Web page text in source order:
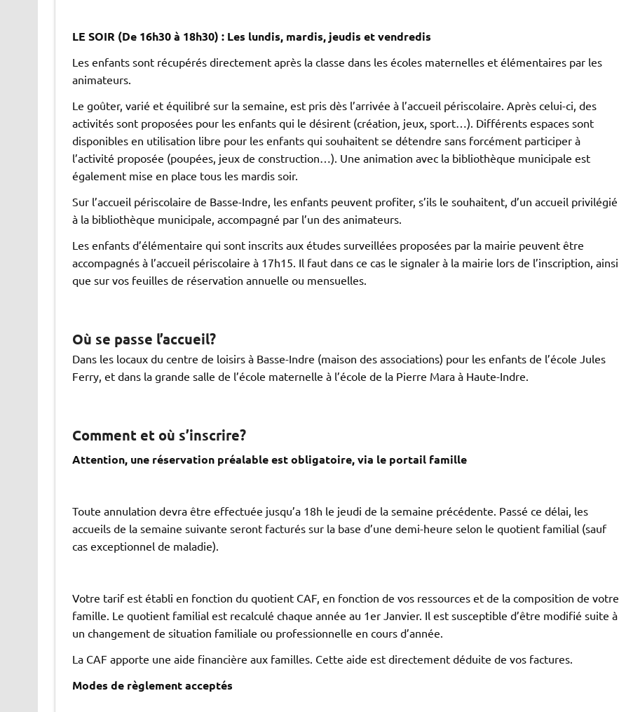
LE SOIR (De 16h30 à 18h30) : Les lundis, mardis, jeudis et vendredis
Les enfants sont récupérés directement après la classe dans les écoles maternelles et élémentaires par les
animateurs.
Le goûter, varié et équilibré sur la semaine, est pris dès l’arrivée à l’accueil périscolaire. Après celui-ci, des
activités sont proposées pour les enfants qui le désirent (création, jeux, sport…). Différents espaces sont
disponibles en utilisation libre pour les enfants qui souhaitent se détendre sans forcément participer à
l’activité proposée (poupées, jeux de construction…). Une animation avec la bibliothèque municipale est
également mise en place tous les mardis soir.
Sur l’accueil périscolaire de Basse-Indre, les enfants peuvent profiter, s’ils le souhaitent, d’un accueil privilégié
à la bibliothèque municipale, accompagné par l’un des animateurs.
Les enfants d’élémentaire qui sont inscrits aux études surveillées proposées par la mairie peuvent être
accompagnés à l’accueil périscolaire à 17h15. Il faut dans ce cas le signaler à la mairie lors de l’inscription, ainsi
que sur vos feuilles de réservation annuelle ou mensuelles.
Où se passe l’accueil?
Dans les locaux du centre de loisirs à Basse-Indre (maison des associations) pour les enfants de l’école Jules
Ferry, et dans la grande salle de l’école maternelle à l’école de la Pierre Mara à Haute-Indre.
Comment et où s’inscrire?
Attention, une réservation préalable est obligatoire, via le portail famille
Toute annulation devra être effectuée jusqu’a 18h le jeudi de la semaine précédente. Passé ce délai, les
accueils de la semaine suivante seront facturés sur la base d’une demi-heure selon le quotient familial (sauf
cas exceptionnel de maladie).
Votre tarif est établi en fonction du quotient CAF, en fonction de vos ressources et de la composition de votre
famille. Le quotient familial est recalculé chaque année au 1er Janvier. Il est susceptible d’être modifié suite à
un changement de situation familiale ou professionnelle en cours d’année.
La CAF apporte une aide financière aux familles. Cette aide est directement déduite de vos factures.
Modes de règlement acceptés